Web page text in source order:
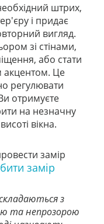
штрих,
і придає
вигляд.
зі стінами,
або стати
акцентом. Це
регулювати
отримуєте
на незначну
вікна.
замір
замір
з
та непрозорою